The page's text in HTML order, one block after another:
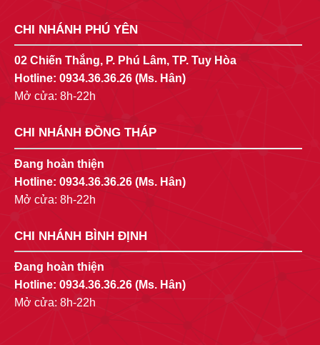
CHI NHÁNH PHÚ YÊN
02 Chiến Thắng, P. Phú Lâm, TP. Tuy Hòa
Hotline: 0934.36.36.26 (Ms. Hân)
Mở cửa: 8h-22h
CHI NHÁNH ĐỒNG THÁP
Đang hoàn thiện
Hotline: 0934.36.36.26 (Ms. Hân)
Mở cửa: 8h-22h
CHI NHÁNH BÌNH ĐỊNH
Đang hoàn thiện
Hotline: 0934.36.36.26 (Ms. Hân)
Mở cửa: 8h-22h